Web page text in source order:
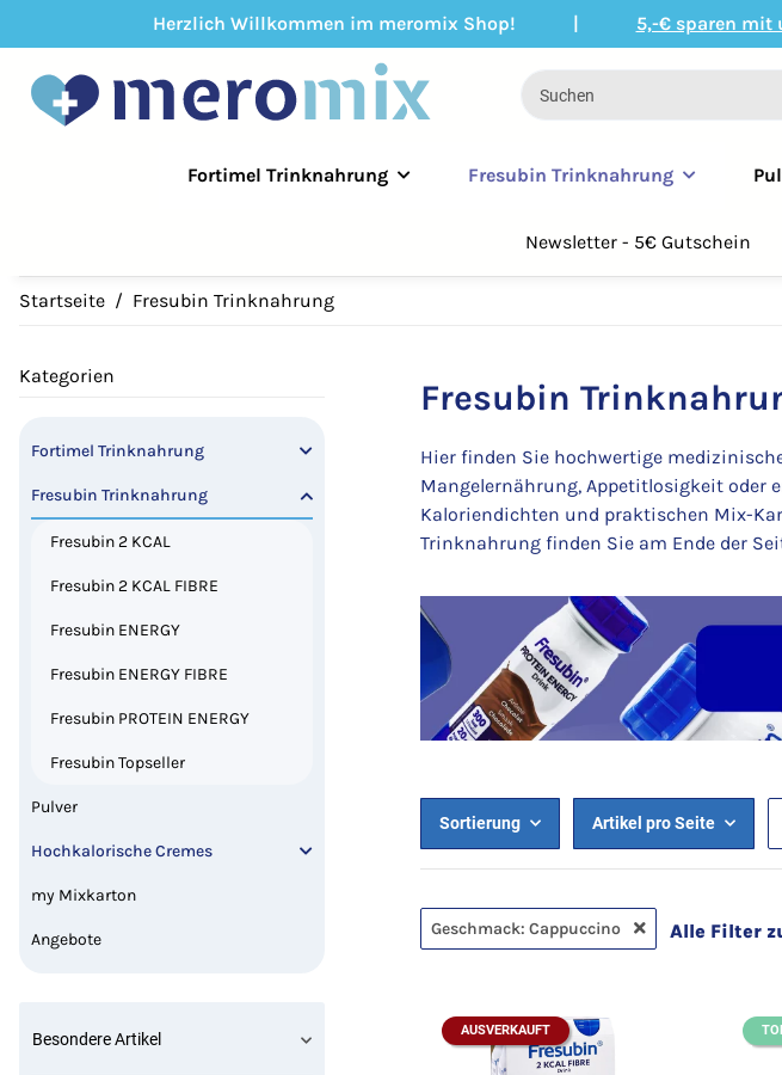
Herzlich Willkommen im meromix Shop! | 5,-€ sparen mit
Fortimel Trinknahrung Fresubin Trinknahrung
Newsletter - 5€ Gutschein
Startseite Fresubin Trinknahrung
Fresubin
Hier finden Sie hochwertige
Mangelernährung, Appetitlosigkeit oder
Kaloriendichten und praktischen Mix-
Trinknahrung finden Sie am Ende der
Sortierung Artikel pro Seite
Geschmack: Cappuccino Alle Filter
AUSVERKAUFT
Kategorien
Fortimel Trinknahrung
Fresubin Trinknahrung
Fresubin 2 KCAL
Fresubin 2 KCAL FIBRE
Fresubin ENERGY
Fresubin ENERGY FIBRE
Fresubin PROTEIN ENERGY
Fresubin Topseller
Pulver
Hochkalorische Cremes
my Mixkarton
Angebote
Besondere Artikel